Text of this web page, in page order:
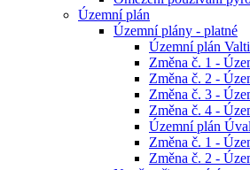
Územní plán
Územní plány - platné
Územní plán
Změna č. 1 -
Změna č. 2 -
Změna č. 3 -
Změna č. 4 -
Územní plán
Změna č. 1 -
Změna č. 2 -